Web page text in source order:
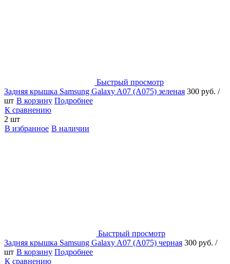
Быстрый просмотр
Задняя крышка Samsung Galaxy A07 (A075) зеленая 300 руб. /
шт В корзину Подробнее
К сравнению
2 шт
В избранное В наличии
Быстрый просмотр
Задняя крышка Samsung Galaxy A07 (A075) черная 300 руб. /
шт В корзину Подробнее
К сравнению